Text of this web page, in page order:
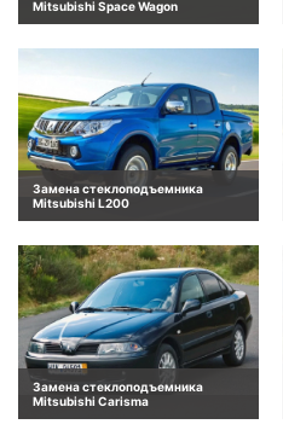
Mitsubishi Space Wagon
Замена стеклоподъемника
Mitsubishi L200
Замена стеклоподъемника
Mitsubishi Carisma